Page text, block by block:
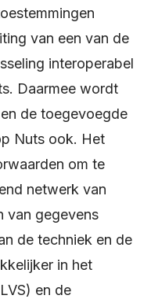
van een van de
interoperabel
Daarmee wordt
de toegevoegde
Nuts ook. Het
om te
netwerk van
van gegevens
de techniek en de
in het
en de